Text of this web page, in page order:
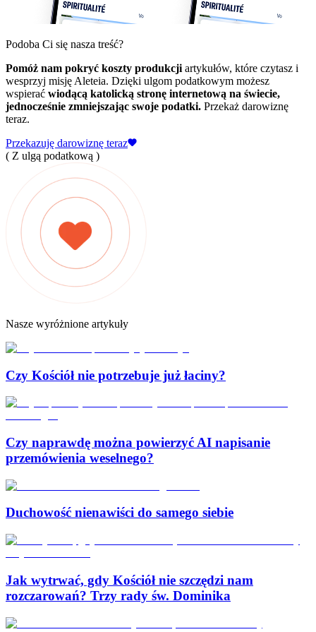
Podoba Ci się nasza treść?
Pomóż nam pokryć koszty produkcji artykułów, które czytasz i
wesprzyj misję Aleteia. Dzięki ulgom podatkowym możesz
wspierać wiodącą katolicką stronę internetową na świecie,
jednocześnie zmniejszając swoje podatki. Przekaż darowiznę
teraz.
Przekazuję darowiznę teraz
( Z ulgą podatkową )
Nasze wyróżnione artykuły
Czy Kościół nie potrzebuje już łaciny?
Czy naprawdę można powierzyć AI napisanie
przemówienia weselnego?
Duchowość nienawiści do samego siebie
Jak wytrwać, gdy Kościół nie szczędzi nam
rozczarowań? Trzy rady św. Dominika